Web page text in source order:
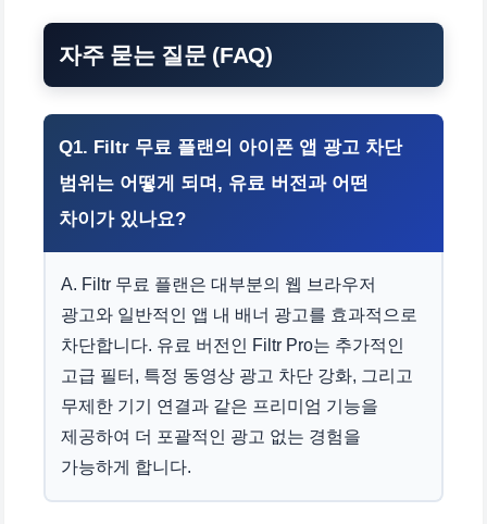
자주 묻는 질문 (FAQ)
Q1. Filtr 무료 플랜의 아이폰 앱 광고 차단
범위는 어떻게 되며, 유료 버전과 어떤
차이가 있나요?
A. Filtr 무료 플랜은 대부분의 웹 브라우저
광고와 일반적인 앱 내 배너 광고를 효과적으로
차단합니다. 유료 버전인 Filtr Pro는 추가적인
고급 필터, 특정 동영상 광고 차단 강화, 그리고
무제한 기기 연결과 같은 프리미엄 기능을
제공하여 더 포괄적인 광고 없는 경험을
가능하게 합니다.